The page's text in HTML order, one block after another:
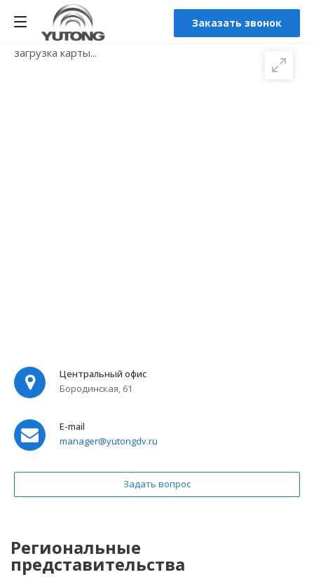
Заказать звонок
загрузка карты...
Центральный офис
Бородинская, 61
E-mail
manager@yutongdv.ru
Задать вопрос
Региональные
представительства